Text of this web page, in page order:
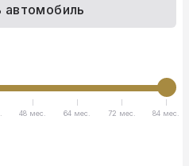
автомобиль
48 мес. 64 мес. 72 мес. 84 мес.